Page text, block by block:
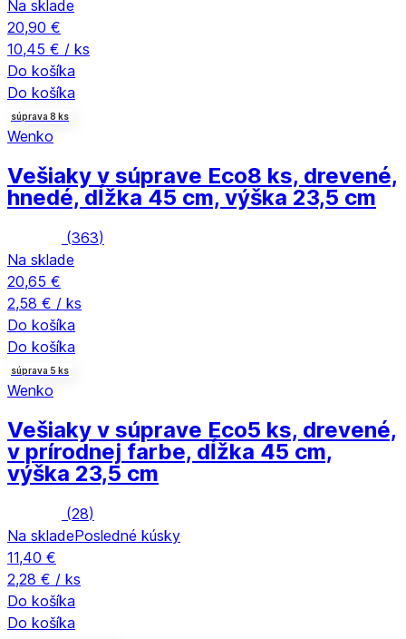
Na sklade
20,90 €
10,45 € / ks
Do košíka
Do košíka
súprava 8 ks
Wenko
Vešiaky v súprave Eco8 ks, drevené,
hnedé, dĺžka 45 cm, výška 23,5 cm
(363)
Na sklade
20,65 €
2,58 € / ks
Do košíka
Do košíka
súprava 5 ks
Wenko
Vešiaky v súprave Eco5 ks, drevené,
v prírodnej farbe, dĺžka 45 cm,
výška 23,5 cm
(28)
Na skladePosledné kúsky
11,40 €
2,28 € / ks
Do košíka
Do košíka